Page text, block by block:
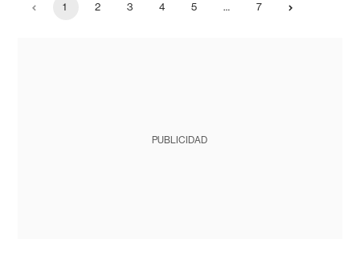
1 2 3 4 5 … 7
PUBLICIDAD